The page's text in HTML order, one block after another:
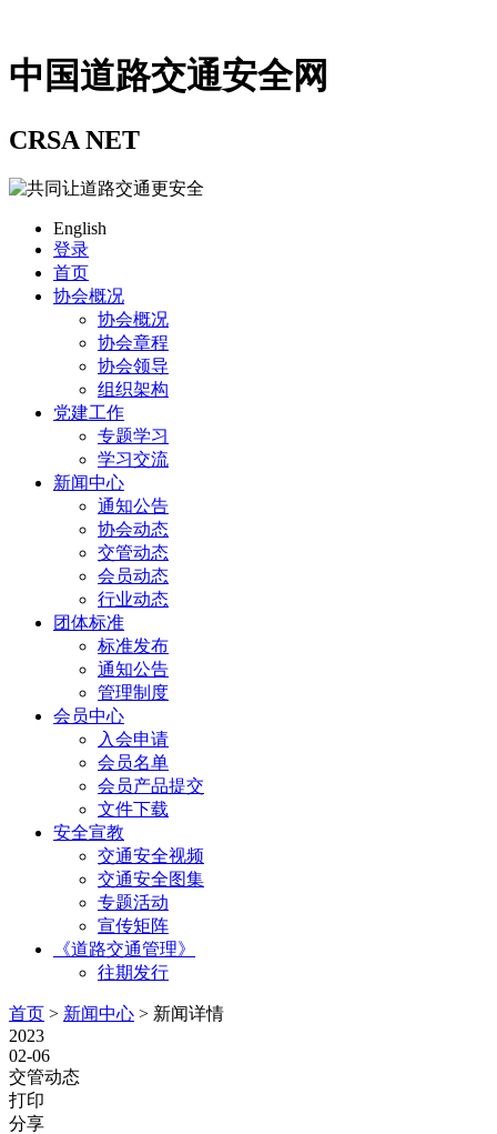
中国道路交通安全网
CRSA NET
English
登录
首页
协会概况
协会概况
协会章程
协会领导
组织架构
党建工作
专题学习
学习交流
新闻中心
通知公告
协会动态
交管动态
会员动态
行业动态
团体标准
标准发布
通知公告
管理制度
会员中心
入会申请
会员名单
会员产品提交
文件下载
安全宣教
交通安全视频
交通安全图集
专题活动
宣传矩阵
《道路交通管理》
往期发行
首页 > 新闻中心 > 新闻详情
2023
02-06
交管动态
打印
分享